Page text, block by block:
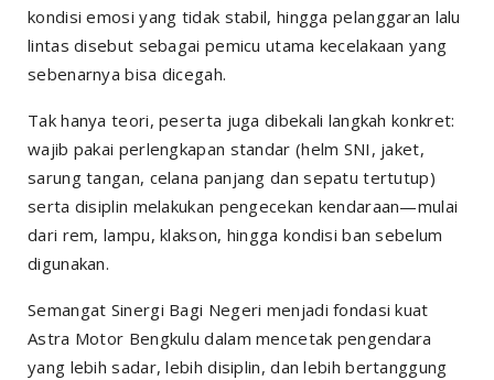
kondisi emosi yang tidak stabil, hingga pelanggaran lalu
lintas disebut sebagai pemicu utama kecelakaan yang
sebenarnya bisa dicegah.
Tak hanya teori, peserta juga dibekali langkah konkret:
wajib pakai perlengkapan standar (helm SNI, jaket,
sarung tangan, celana panjang dan sepatu tertutup)
serta disiplin melakukan pengecekan kendaraan—mulai
dari rem, lampu, klakson, hingga kondisi ban sebelum
digunakan.
Semangat Sinergi Bagi Negeri menjadi fondasi kuat
Astra Motor Bengkulu dalam mencetak pengendara
yang lebih sadar, lebih disiplin, dan lebih bertanggung